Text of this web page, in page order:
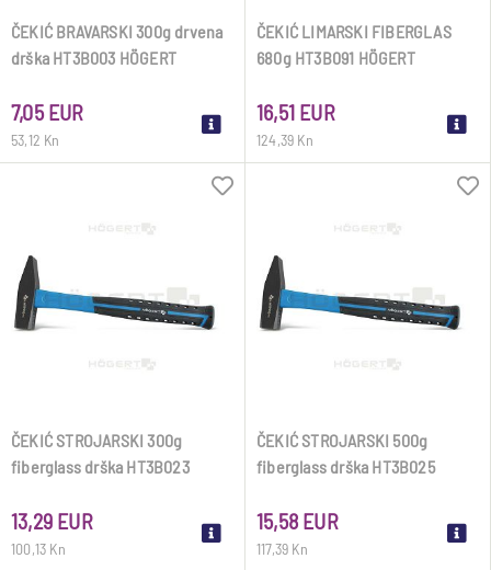
ČEKIĆ BRAVARSKI 300g drvena
drška HT3B003 HÖGERT
53,12 Kn
7,05 EUR
ČEKIĆ LIMARSKI FIBERGLAS
680g HT3B091 HÖGERT
124,39 Kn
16,51 EUR
ČEKIĆ STROJARSKI 300g
fiberglass drška HT3B023
100,13 Kn
13,29 EUR
ČEKIĆ STROJARSKI 500g
fiberglass drška HT3B025
117,39 Kn
15,58 EUR